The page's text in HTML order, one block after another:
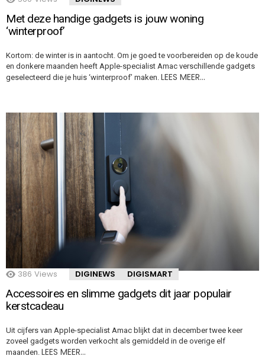
Met deze handige gadgets is jouw woning
‘winterproof’
Kortom: de winter is in aantocht. Om je goed te voorbereiden op de koude
en donkere maanden heeft Apple-specialist Amac verschillende gadgets
geselecteerd die je huis ‘winterproof’ maken. LEES MEER…
386 Views DIGINEWS DIGISMART
Accessoires en slimme gadgets dit jaar populair
kerstcadeau
Uit cijfers van Apple-specialist Amac blijkt dat in december twee keer
zoveel gadgets worden verkocht als gemiddeld in de overige elf
maanden. LEES MEER…